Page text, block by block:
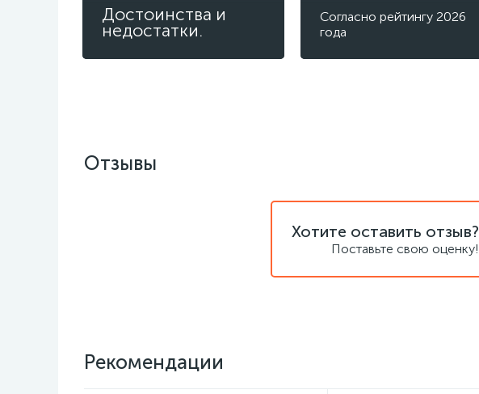
Достоинства и
недостатки.
Согласно рейтингу 2026
года
Отзывы
Хотите оставить отзыв?
Поставьте свою оценку!
Рекомендации